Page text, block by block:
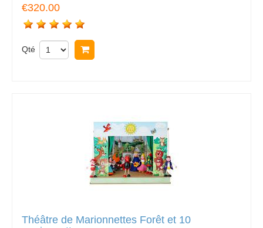
€320.00
Qté
Théâtre de Marionnettes Forêt et 10